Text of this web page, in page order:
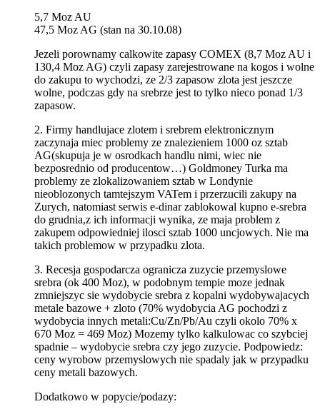
5,7 Moz AU
47,5 Moz AG (stan na 30.10.08)
Jezeli porownamy calkowite zapasy COMEX (8,7 Moz AU i
130,4 Moz AG) czyli zapasy zarejestrowane na kogos i wolne
do zakupu to wychodzi, ze 2/3 zapasow zlota jest jeszcze
wolne, podczas gdy na srebrze jest to tylko nieco ponad 1/3
zapasow.
2. Firmy handlujace zlotem i srebrem elektronicznym
zaczynaja miec problemy ze znalezieniem 1000 oz sztab
AG(skupuja je w osrodkach handlu nimi, wiec nie
bezposrednio od producentow…) Goldmoney Turka ma
problemy ze zlokalizowaniem sztab w Londynie
nieoblozonych tamtejszym VATem i przerzucili zakupy na
Zurych, natomiast serwis e-dinar zablokowal kupno e-srebra
do grudnia,z ich informacji wynika, ze maja problem z
zakupem odpowiedniej ilosci sztab 1000 uncjowych. Nie ma
takich problemow w przypadku zlota.
3. Recesja gospodarcza ogranicza zuzycie przemyslowe
srebra (ok 400 Moz), w podobnym tempie moze jednak
zmniejszyc sie wydobycie srebra z kopalni wydobywajacych
metale bazowe + zloto (70% wydobycia AG pochodzi z
wydobycia innych metali:Cu/Zn/Pb/Au czyli okolo 70% x
670 Moz = 469 Moz) Mozemy tylko kalkulowac co szybciej
spadnie – wydobycie srebra czy jego zuzycie. Podpowiedz:
ceny wyrobow przemyslowych nie spadaly jak w przypadku
ceny metali bazowych.
Dodatkowo w popycie/podazy: